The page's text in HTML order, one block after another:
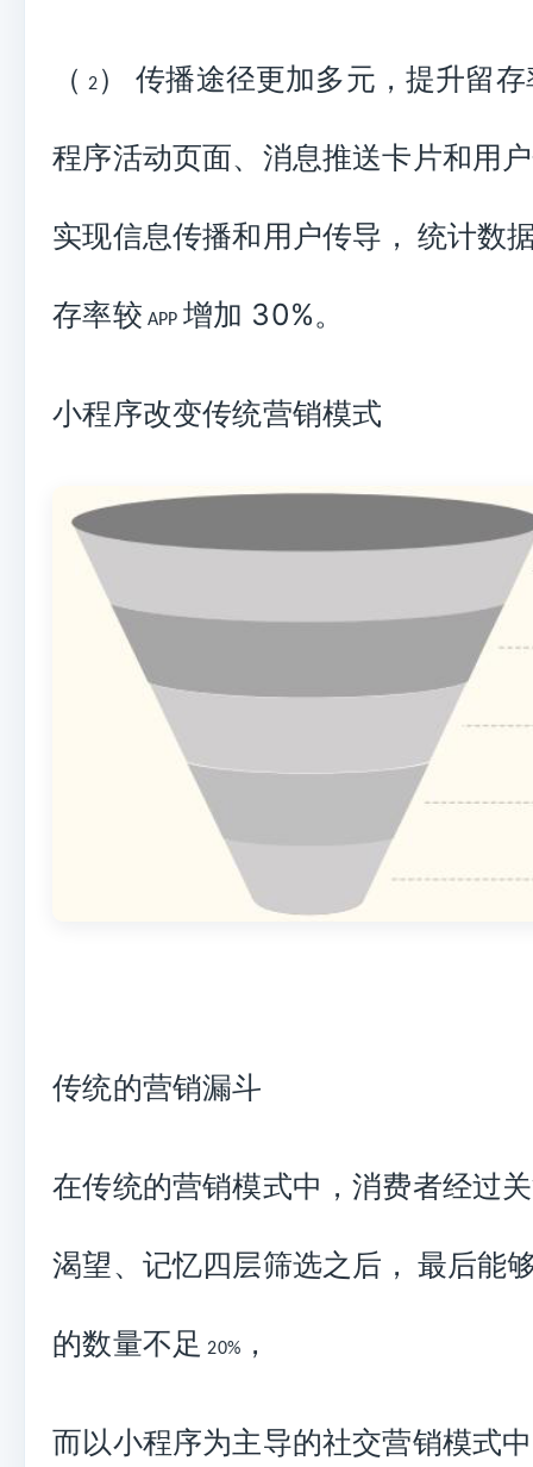
（ 2） 传播途径更加多元，提升留
程序活动页面、消息推送卡片和用
实现信息传播和用户传导， 统计数
存率较 APP 增加 30%。
小程序改变传统营销模式
传统的营销漏斗
在传统的营销模式中，消费者经过
渴望、记忆四层筛选之后， 最后能
的数量不足 20% ，
而以小程序为主导的社交营销模式